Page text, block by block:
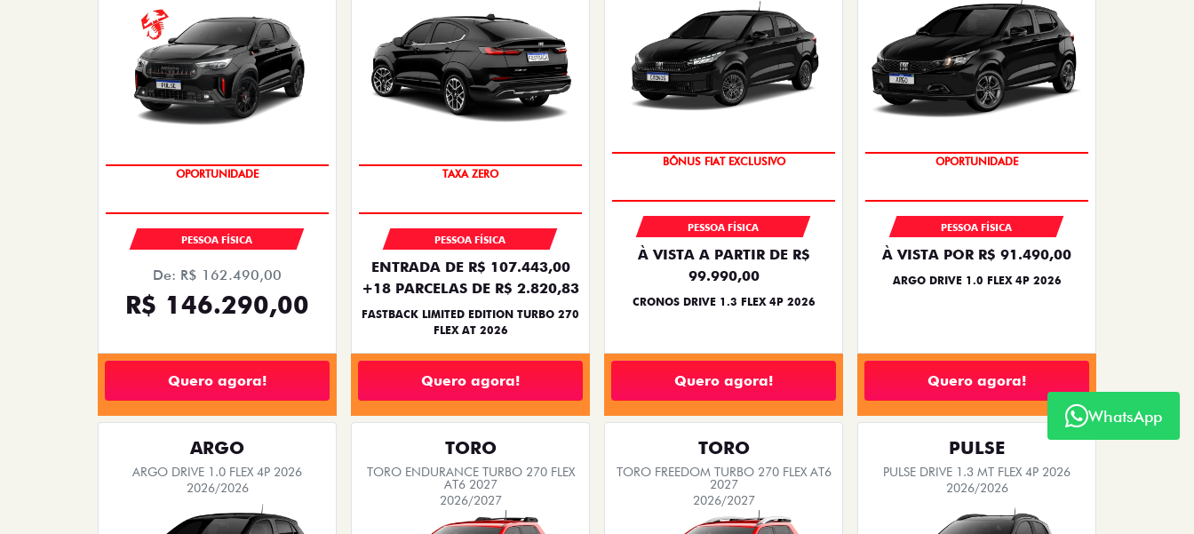
OPORTUNIDADE
PESSOA FÍSICA
De: R$ 162.490,00
R$ 146.290,00
Quero agora!
TAXA ZERO
PESSOA FÍSICA
ENTRADA DE R$ 107.443,00
+18 PARCELAS DE R$ 2.820,83
FASTBACK LIMITED EDITION TURBO 270
FLEX AT 2026
Quero agora!
BÔNUS FIAT EXCLUSIVO
PESSOA FÍSICA
À VISTA A PARTIR DE R$
99.990,00
CRONOS DRIVE 1.3 FLEX 4P 2026
Quero agora!
OPORTUNIDADE
PESSOA FÍSICA
À VISTA POR R$ 91.490,00
ARGO DRIVE 1.0 FLEX 4P 2026
Quero agora!
ARGO
ARGO DRIVE 1.0 FLEX 4P 2026
2026/2026
TORO
TORO ENDURANCE TURBO 270 FLEX
AT6 2027
2026/2027
TORO
TORO FREEDOM TURBO 270 FLEX AT6
2027
2026/2027
PULSE
PULSE DRIVE 1.3 MT FLEX 4P 2026
2026/2026
WhatsApp